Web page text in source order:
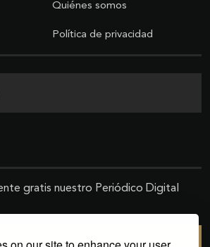
Quiénes somos
Política de privacidad
gratis nuestro Periódico Digital